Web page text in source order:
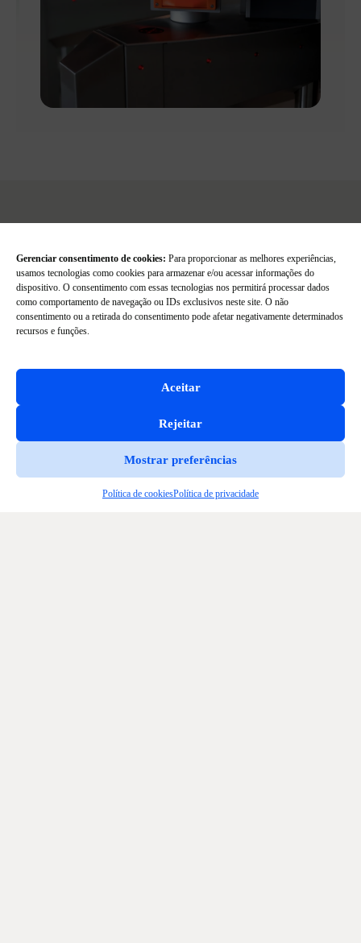
Gerenciar consentimento de cookies: Para proporcionar as melhores experiências,
usamos tecnologias como cookies para armazenar e/ou acessar informações do
dispositivo. O consentimento com essas tecnologias nos permitirá processar dados
como comportamento de navegação ou IDs exclusivos neste site. O não
consentimento ou a retirada do consentimento pode afetar negativamente determinados
recursos e funções.
Aceitar
Rejeitar
Mostrar preferências
Política de cookiesPolítica de privacidade